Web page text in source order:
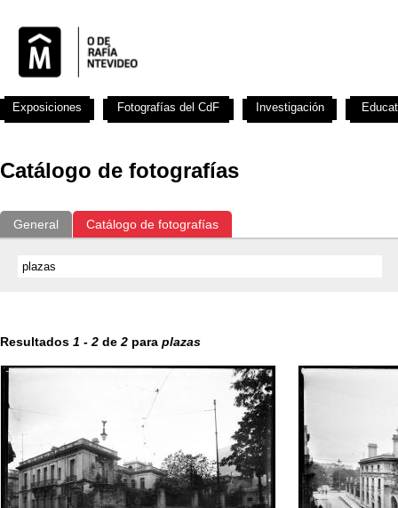
Catálogo de fotografías
General Catálogo de fotografías
Resultados 1 - 2 de 2 para plazas
Exposiciones Fotografías del CdF Investigación